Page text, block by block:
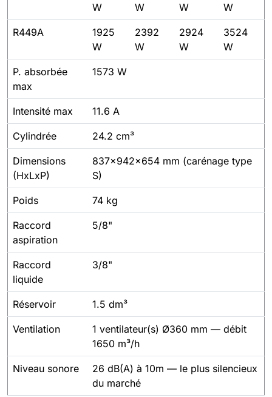
W
W
W
W
R449A
1925
W
2392
W
2924
W
3524
W
P. absorbée
max
1573 W
Intensité max 11.6 A
Cylindrée 24.2 cm³
Dimensions
(HxLxP)
837x942x654 mm (carénage type
S)
Poids 74 kg
Raccord
aspiration
5/8"
Raccord
liquide
3/8"
Réservoir 1.5 dm³
Ventilation
1 ventilateur(s) Ø360 mm — débit
1650 m³/h
Niveau sonore
26 dB(A) à 10m — le plus silencieux
du marché